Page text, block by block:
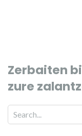
Zerbaiten
zure